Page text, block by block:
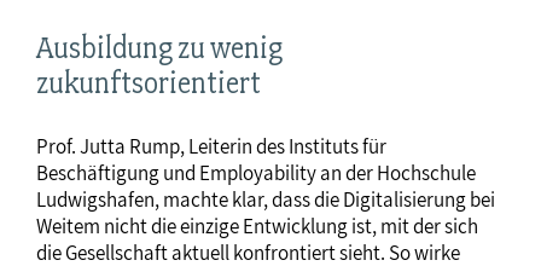
Ausbildung zu wenig
zukunftsorientiert
Prof. Jutta Rump, Leiterin des Instituts für
Beschäftigung und Employability an der Hochschule
Ludwigshafen, machte klar, dass die Digitalisierung bei
Weitem nicht die einzige Entwicklung ist, mit der sich
die Gesellschaft aktuell konfrontiert sieht. So wirke